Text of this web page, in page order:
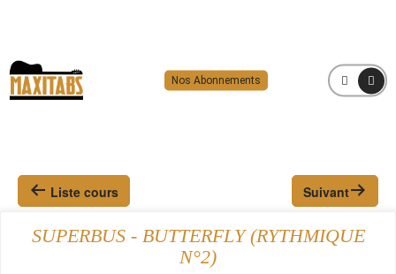
Nos Abonnements MENU
Liste cours Suivant
SUPERBUS - BUTTERFLY (RYTHMIQUE
N°2)